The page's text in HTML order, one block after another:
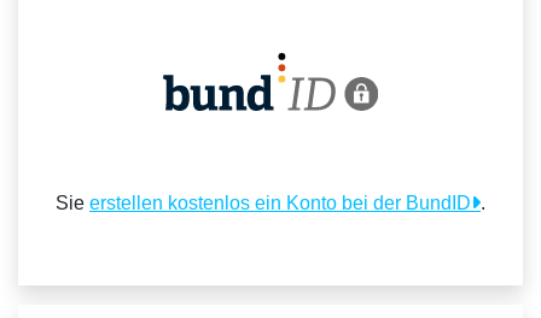
Sie erstellen kostenlos ein Konto bei der BundID .